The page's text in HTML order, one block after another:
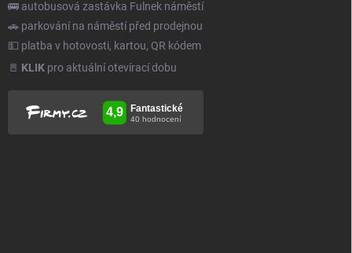
🚌 autobusová zastávka Fulnek náměstí
🚗 parkování na náměstí před prodejnou
💵 platba v hotovosti, kartou, QR kódem
🚪 KLIK pro aktuální otevírací dobu